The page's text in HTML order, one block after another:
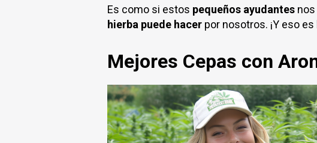
Es como si estos pequeños ayudantesnos
hierba puede hacerpor nosotros. ¡Y eso
Mejores Cepas con